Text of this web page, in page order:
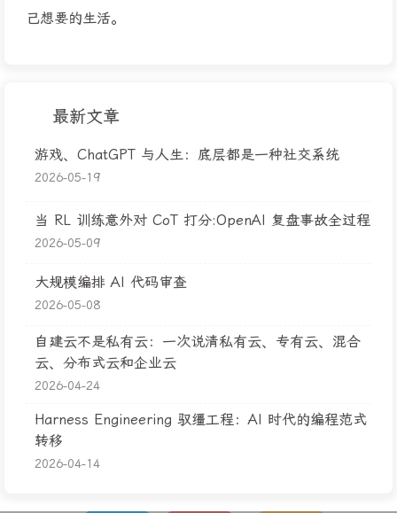
己想要的生活。
最新文章
游戏、ChatGPT 与人生：底层都是一种社交系统
2026-05-19
当 RL 训练意外对 CoT 打分:OpenAI 复盘事故全过程
2026-05-09
大规模编排 AI 代码审查
2026-05-08
自建云不是私有云：一次说清私有云、专有云、混合
云、分布式云和企业云
2026-04-24
Harness Engineering 驭缰工程：AI 时代的编程范式
转移
2026-04-14